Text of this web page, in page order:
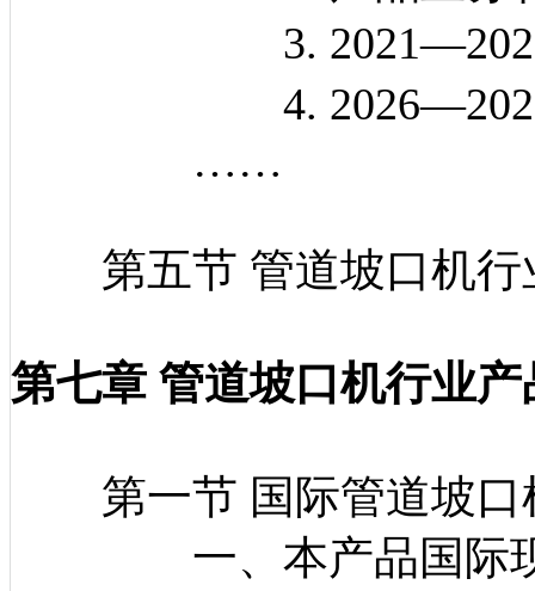
3. 2021—2025年
4. 2026—2028年
……
第五节 管道坡口机行
第七章 管道坡口机行业
第一节 国际管道坡口
一、本产品国际现